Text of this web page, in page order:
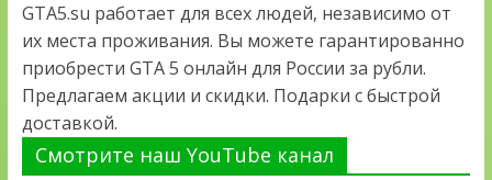
GTA5.su работает для всех людей, независимо от
их места проживания. Вы можете гарантированно
приобрести GTA 5 онлайн для России за рубли.
Предлагаем акции и скидки. Подарки с быстрой
доставкой.
Смотрите наш YouTube канал